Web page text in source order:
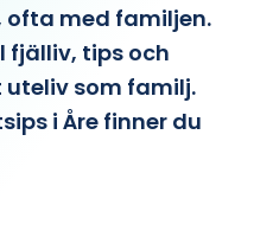
med familjen.
fjälliv, tips och
som familj.
i Åre finner du